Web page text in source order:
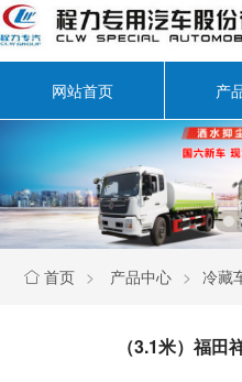
网站首页 产
 首页 > 产品中心 > 冷藏
（3.1米）福田